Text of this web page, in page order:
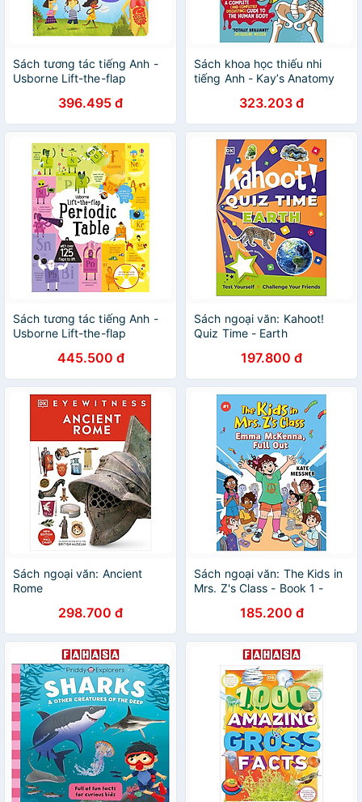
Sách tương tác tiếng Anh -
Usborne Lift-the-flap
about Your Body
396.495 đ
Sách khoa học thiếu nhi
tiếng Anh - Kay’s Anatomy
323.203 đ
Sách tương tác tiếng Anh -
Usborne Lift-the-flap
445.500 đ
Sách ngoại văn: Kahoot!
Quiz Time - Earth
197.800 đ
Sách ngoại văn: Ancient
Rome
298.700 đ
Sách ngoại văn: The Kids in
Mrs. Z's Class - Book 1 -
185.200 đ